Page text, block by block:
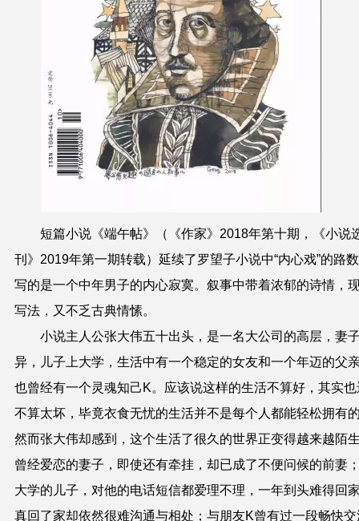
短篇小说《端午帖》（《作家》 2018年第十期，《小说
刊》 2019年第一期转载）延续了罗望子小说中“内心戏”的路
写的是一个中年男子的内心寂寞。叙事中带着浓郁的诗情，
写法，又不乏古典情愫。
小说主人公张大伟五十出头，是一名大公司的高层，妻
异，儿子上大学，生活中有一个稳定的女友和一个年迈的父
也曾经有一个灵魂知己 K。应该说这样的生活不算好，其实也
不算太坏，毕竟衣食无忧的生活并不是每个人都能轻松拥有
然而张大伟却感到，这个生活了很久的世界正变得越来越陌
曾经爱恋的妻子，即使还有牵挂，却已成了不便问候的前妻
大学的儿子，对他的电话短信都爱理不理，一年到头难得回
真回了家却依然很难沟通与相处；与朋友K曾有过一段畅快交